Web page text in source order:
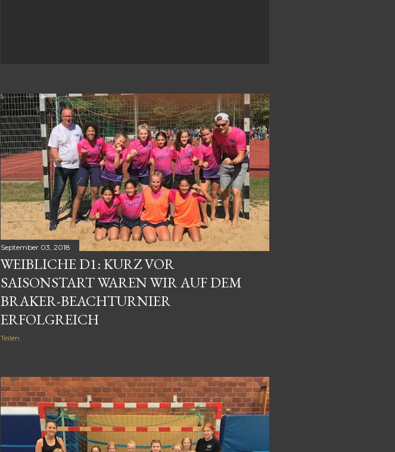
September 03, 2018
WEIBLICHE D1: KURZ VOR
SAISONSTART WAREN WIR AUF DEM
BRAKER-BEACHTURNIER
ERFOLGREICH
Teilen